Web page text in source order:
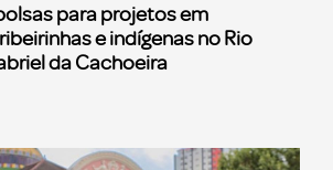
para projetos em
e indígenas no Rio
da Cachoeira